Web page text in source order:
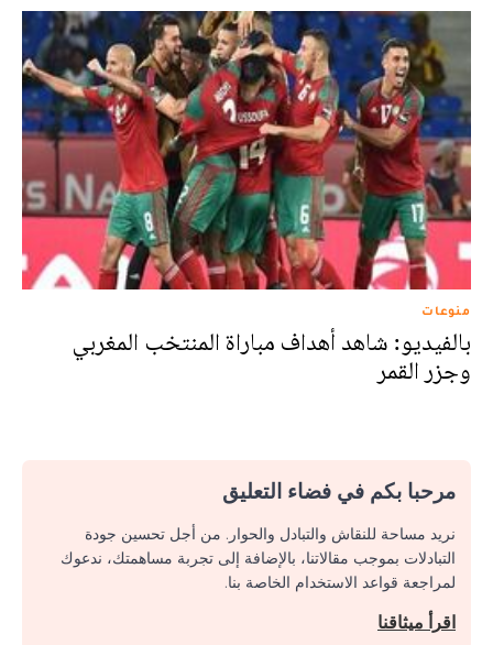
منوعات
بالفيديو: شاهد أهداف مباراة المنتخب المغربي
وجزر القمر
مرحبا بكم في فضاء التعليق
نريد مساحة للنقاش والتبادل والحوار. من أجل تحسين جودة
التبادلات بموجب مقالاتنا، بالإضافة إلى تجربة مساهمتك، ندعوك
لمراجعة قواعد الاستخدام الخاصة بنا.
اقرأ ميثاقنا